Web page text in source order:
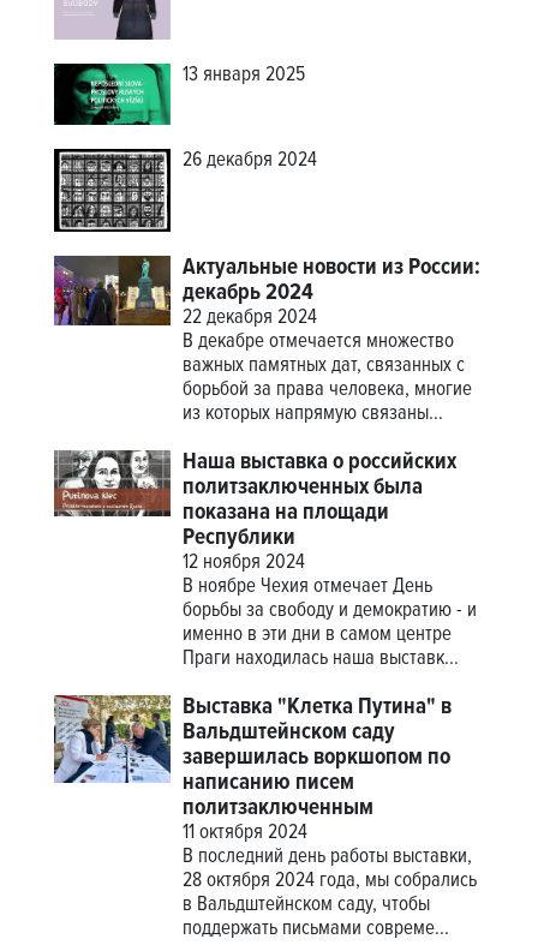
13 января 2025
26 декабря 2024
Актуальные новости из России:
декабрь 2024
22 декабря 2024
В декабре отмечается множество
важных памятных дат, связанных с
борьбой за права человека, многие
из которых напрямую связаны...
Наша выставка о российских
политзаключенных была
показана на площади
Республики
12 ноября 2024
В ноябре Чехия отмечает День
борьбы за свободу и демократию - и
именно в эти дни в самом центре
Праги находилась наша выставк...
Выставка "Клетка Путина" в
Вальдштейнском саду
завершилась воркшопом по
написанию писем
политзаключенным
11 октября 2024
В последний день работы выставки,
28 октября 2024 года, мы собрались
в Вальдштейнском саду, чтобы
поддержать письмами совреме...